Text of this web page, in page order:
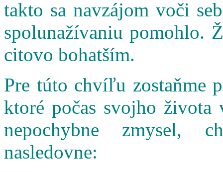
takto sa navzájom voči
spolunažívaniu pomohlo.
citovo bohatším.
Pre túto chvíľu zostaňme
ktoré počas svojho
nepochybne zmysel,
nasledovne: